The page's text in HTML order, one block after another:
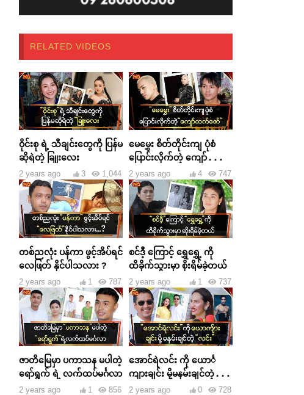
RELATED VIDEOS
ဝိုင်းစု ရဲ့ သီချင်းတွေကို ပြန်မ
ဆိုရဲတဲ့ ခြူးလေး
2 years ago 1,044
3
မေမွှေး စိတ်တိုင်းကျ ပုံစံ
ပြောင်းလိုက်တဲ့ ကျော်ထက်
ဇော်
2 years ago 747
4
တစ်ညလုံး ပန်ကာ ဖွင့်အိပ်ရင်
လေဖြတ် နိုင်ပါသလား ?
2 years ago 787
1
စင်ဒီ့ ကြောင့် ရွှေရွှေ့ ကို
ထိခိုက်သွားမှာ စိုးရိမ်ခဲ့တယ်
2 years ago 737
1
ဇာတိမြေမှာ ပကာသန မပါတဲ့
ရော်ရွက် ရဲ့ လက်ထပ်မင်္ဂလာ
2 years ago 856
1
အောင်ရဲလင်း ကို ယောင်္
ကျားချင်း မို့မနမ်းချင်တဲ့
လင်း
2 years ago 728
0